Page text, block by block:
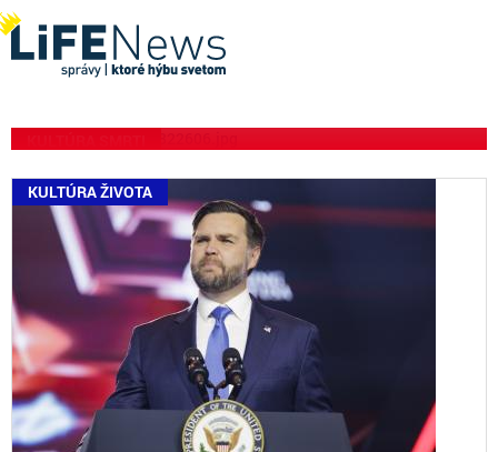
Premiér Ontária Doug Ford
oslavuje mesiac „pride“ na
sociálnych médiách
KULTÚRA ŽIVOTA